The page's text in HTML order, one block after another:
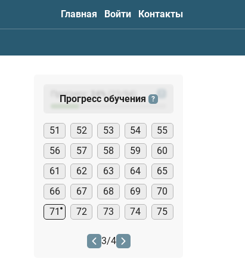
Главная Войти Контакты
Прогресс: (23
Прогресс обучения ?
51 52 53 54
55
56
57 58 59
60
61
62 63 64
65
66
67 68 69
70
71
72 73 74 75
3/4